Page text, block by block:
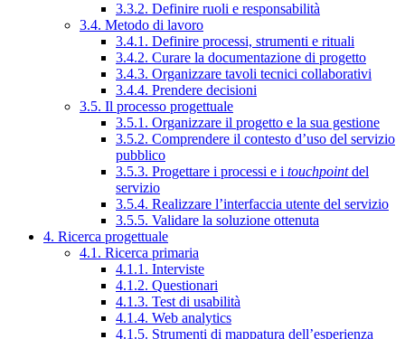
3.3.2. Definire ruoli e responsabilità
3.4. Metodo di lavoro
3.4.1. Definire processi, strumenti e rituali
3.4.2. Curare la documentazione di progetto
3.4.3. Organizzare tavoli tecnici collaborativi
3.4.4. Prendere decisioni
3.5. Il processo progettuale
3.5.1. Organizzare il progetto e la sua gestione
3.5.2. Comprendere il contesto d’uso del servizio
pubblico
3.5.3. Progettare i processi e i touchpointdel
servizio
3.5.4. Realizzare l’interfaccia utente del servizio
3.5.5. Validare la soluzione ottenuta
4. Ricerca progettuale
4.1. Ricerca primaria
4.1.1. Interviste
4.1.2. Questionari
4.1.3. Test di usabilità
4.1.4. Web analytics
4.1.5. Strumenti di mappatura dell’esperienza